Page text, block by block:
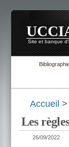
Site et banque
Accueil >
Les
26/09/2022